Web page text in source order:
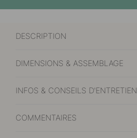
DESCRIPTION
DIMENSIONS & ASSEMBLAGE
INFOS & CONSEILS D'ENTRETIEN
COMMENTAIRES